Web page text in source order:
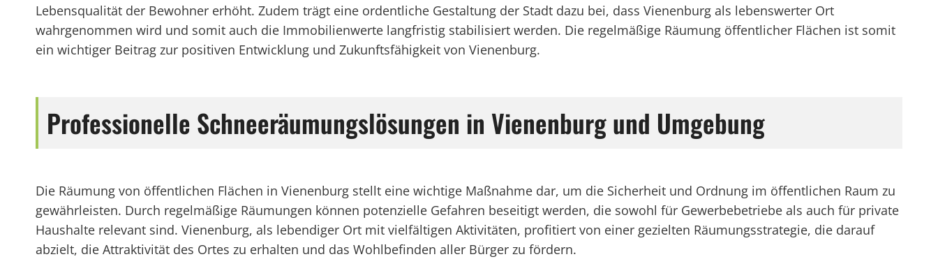
Lebensqualität der Bewohner erhöht. Zudem trägt eine ordentliche Gestaltung der Stadt dazu bei, dass Vienenburg als lebenswerter Ort
wahrgenommen wird und somit auch die Immobilienwerte langfristig stabilisiert werden. Die regelmäßige Räumung öffentlicher Flächen ist somit
ein wichtiger Beitrag zur positiven Entwicklung und Zukunftsfähigkeit von Vienenburg.
Professionelle Schneeräumungslösungen in Vienenburg und Umgebung
Die Räumung von öffentlichen Flächen in Vienenburg stellt eine wichtige Maßnahme dar, um die Sicherheit und Ordnung im öffentlichen Raum zu
gewährleisten. Durch regelmäßige Räumungen können potenzielle Gefahren beseitigt werden, die sowohl für Gewerbebetriebe als auch für private
Haushalte relevant sind. Vienenburg, als lebendiger Ort mit vielfältigen Aktivitäten, profitiert von einer gezielten Räumungsstrategie, die darauf
abzielt, die Attraktivität des Ortes zu erhalten und das Wohlbefinden aller Bürger zu fördern.